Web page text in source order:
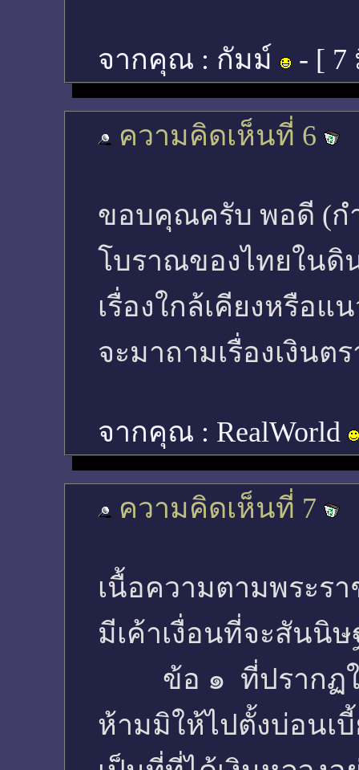
จากคุณ : กัมม์ - [ 7
ความคิดเห็นที่ 6
ขอบคุณครับ พอดี (กำ
โบราณของไทยในดิ
เรื่องใกล้เคียงหรือแ
จะมาถามเรื่องเงินต
จากคุณ : RealWorld
ความคิดเห็นที่ 7
เนื้อความตามพระร
มีเค้าเงื่อนที่จะสันนิ
ข้อ ๑ ที่ปรากฏใร
ห้ามมิให้ไปตั้งบ่อนเ